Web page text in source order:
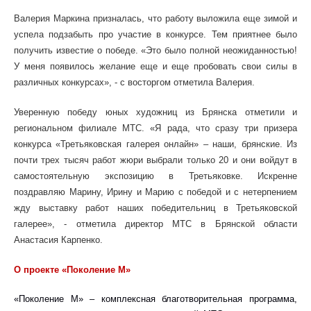
Валерия Маркина призналась, что работу выложила еще зимой и
успела подзабыть про участие в конкурсе. Тем приятнее было
получить известие о победе. «Это было полной неожиданностью!
У меня появилось желание еще и еще пробовать свои силы в
различных конкурсах», - с восторгом отметила Валерия.
Уверенную победу юных художниц из Брянска отметили и
региональном филиале МТС.«Я рада, что сразу три призера
конкурса «Третьяковская галерея онлайн» – наши, брянские. Из
почти трех тысяч работ жюри выбрали только 20 и они войдут в
самостоятельную экспозицию в Третьяковке. Искренне
поздравляю Марину, Ирину и Марию с победой и с нетерпением
жду выставку работ наших победительниц в Третьяковской
галерее», - отметиладиректор МТС в Брянскойобласти
Анастасия Карпенко
О проекте «Поколение М»
«Поколение М» – комплексная благотворительная программа,